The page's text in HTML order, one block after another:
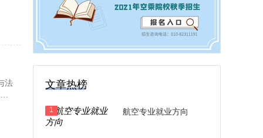
法
文章热榜
1 航空专业就业方向